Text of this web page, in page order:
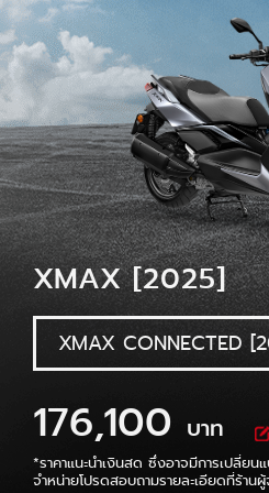
XMAX [2025]
176,100 บาท
*ราคาแนะนำเงินสด ซึ่งอาจมีการเปลี่ยน
จำหน่ายโปรดสอบถามรายละเอียดที่ร้าน